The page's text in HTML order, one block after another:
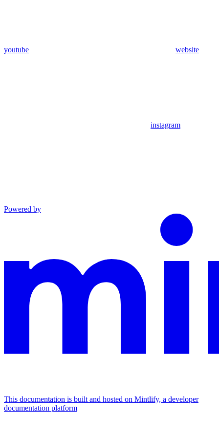
youtube website
instagram
Powered by
This documentation is built and hosted on Mintlify, a developer
documentation platform